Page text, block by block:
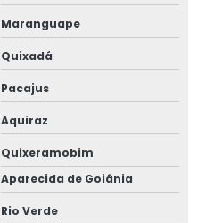
Maranguape
Quixadá
Pacajus
Aquiraz
Quixeramobim
Aparecida de Goiânia
Rio Verde